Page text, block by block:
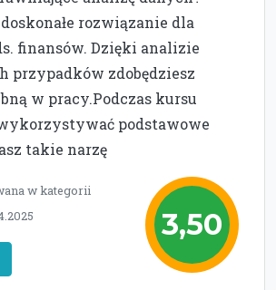
rozwiązanie dla
finansów. Dzięki analizie
przypadków zdobędziesz
w pracy.Podczas kursu
podstawowe
takie narzę
3,50
w kategorii